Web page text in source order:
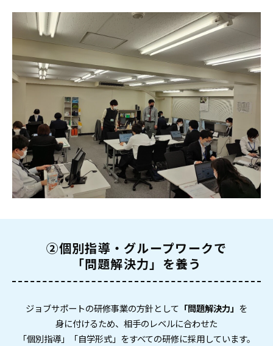
②個別指導・グループワークで
「問題解決力」を養う
ジョブサポートの研修事業の方針として 「問題解決力」 を
身に付けるため、相手のレベルに合わせた
「個別指導」「自学形式」をすべての研修に採用しています。